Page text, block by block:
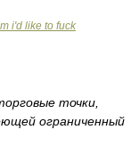
i'd like to fuck
точки,
ограниченный